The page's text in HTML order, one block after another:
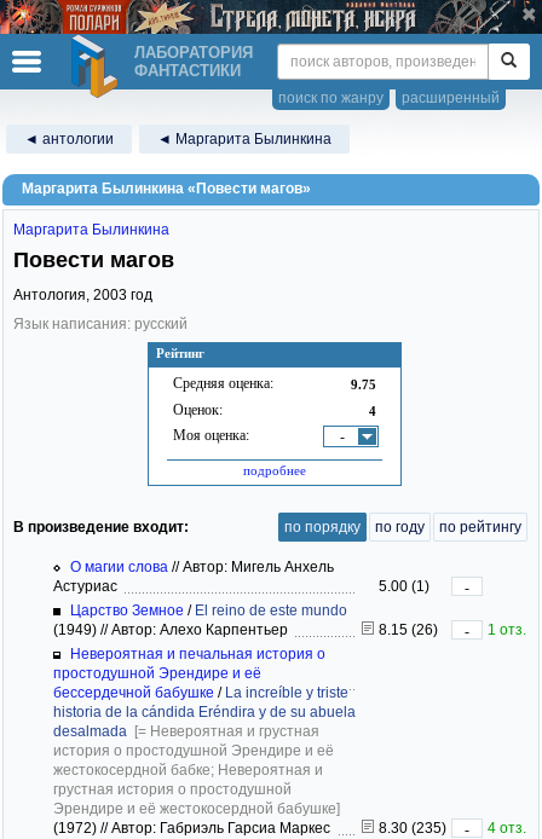
ЛАБОРАТОРИЯ
ФАНТАСТИКИ
расширенный
поиск по жанру
◄ антологии ◄ Маргарита Былинкина
Маргарита Былинкина «Повести магов»
Рейтинг
Средняя оценка: 9.75
Оценок: 4
Моя оценка: -
подробнее
Маргарита Былинкина
Повести магов
Антология, 2003 год
Язык написания: русский
В произведение входит: по порядку по году по рейтингу
О магии слова //Автор: Мигель Анхель
Астуриас
5.00 (1)
-
Царство Земное / El reino de este mundo
(1949) //Автор: Алехо Карпентьер 8.15 (26) -
1 отз.
Невероятная и печальная история о
простодушной Эрендире и её
бессердечной бабушке / La increíble y triste
historia de la cándida Eréndira y de su abuela
desalmada [= Невероятная и грустная
история о простодушной Эрендире и её
жестокосердной бабке; Невероятная и
грустная история о простодушной
Эрендире и её жестокосердной бабушке]
(1972) //Автор: Габриэль Гарсиа Маркес 8.30 (235) -
4 отз.